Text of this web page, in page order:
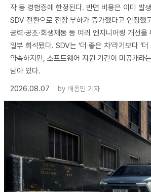
작 등 경험층에 한정된다. 반면 비용은 이미 발
SDV 전환으로 전장 부하가 증가했다고 인정했
공력·공조·회생제동 등 여러 엔지니어링 개선을
일부 희석됐다. SDV는 ‘더 좋은 차’라기보다 ‘
약속하지만, 소프트웨어 지원 기간이 미공개라
남아 있다.
2026.08.07
by 배종인 기자